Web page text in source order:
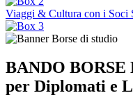
Viaggi & Cultura con i Soci
BANDO BORSE
per Diplomati e